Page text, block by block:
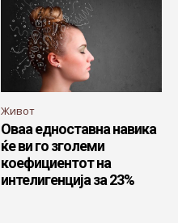
Живот
Оваа едноставна навика
ќе ви го зголеми
коефициентот на
интелигенција за 23%